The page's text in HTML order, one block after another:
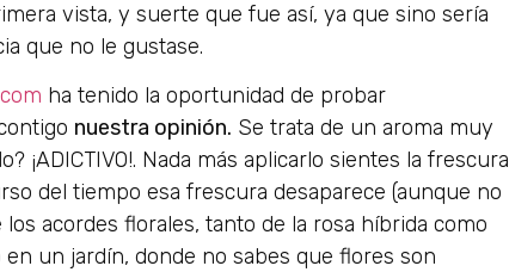
vista, y suerte que fue así, ya que sino sería
que no le gustase.
ha tenido la oportunidad de probar
nuestra opinión. Se trata de un aroma muy
¡ADICTIVO!. Nada más aplicarlo sientes la frescura
del tiempo esa frescura desaparece (aunque no
acordes florales, tanto de la rosa híbrida como
en un jardín, donde no sabes que flores son